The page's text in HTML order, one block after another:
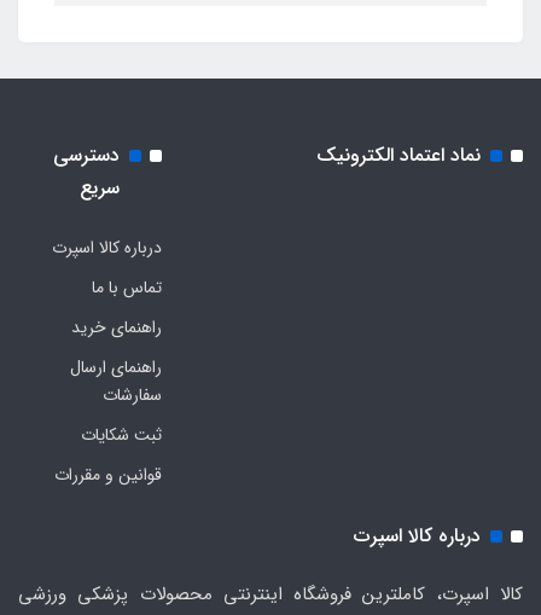
نماد اعتماد الکترونیک
دسترسی
سریع
درباره کالا اسپرت
تماس با ما
راهنمای خرید
راهنمای ارسال
سفارشات
ثبت شکایات
قوانین و مقررات
درباره کالا اسپرت
کالا اسپرت، کاملترین فروشگاه اینترنتی محصولات پزشکی ورزشی